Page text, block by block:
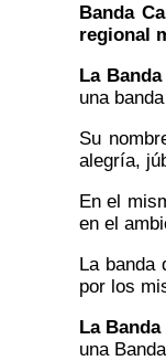
Banda
regional
La
una
Su
alegría,
En el
en el
La banda
por los
La
una